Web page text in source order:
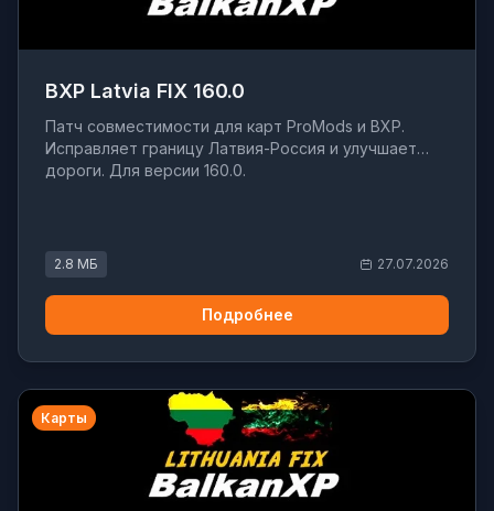
BXP Latvia FIX 160.0
Патч совместимости для карт ProMods и BXP.
Исправляет границу Латвия-Россия и улучшает
дороги. Для версии 160.0.
2.8 МБ 27.07.2026
Подробнее
Карты